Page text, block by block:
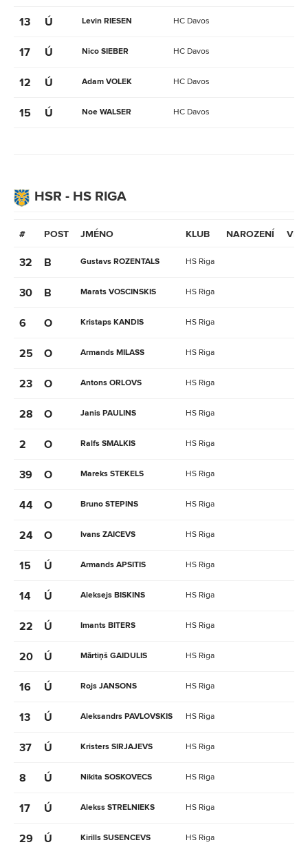
13 Ú Levin RIESEN HC Davos
17 Ú Nico SIEBER HC Davos
12 Ú Adam VOLEK HC Davos
15 Ú Noe WALSER HC Davos
HSR - HS RIGA
# POST JMÉNO KLUB NAROZENÍ VĚK
32 B Gustavs ROZENTALS HS Riga
30 B Marats VOSCINSKIS HS Riga
6 O Kristaps KANDIS HS Riga
25 O Armands MILASS HS Riga
23 O Antons ORLOVS HS Riga
28 O Janis PAULINS HS Riga
2 O Ralfs SMALKIS HS Riga
39 O Mareks STEKELS HS Riga
44 O Bruno STEPINS HS Riga
24 O Ivans ZAICEVS HS Riga
15 Ú Armands APSITIS HS Riga
14 Ú Aleksejs BISKINS HS Riga
22 Ú Imants BITERS HS Riga
20 Ú Mārtiņš GAIDULIS HS Riga
16 Ú Rojs JANSONS HS Riga
13 Ú Aleksandrs PAVLOVSKIS HS Riga
37 Ú Kristers SIRJAJEVS HS Riga
8 Ú Nikita SOSKOVECS HS Riga
17 Ú Alekss STRELNIEKS HS Riga
29 Ú Kirills SUSENCEVS HS Riga